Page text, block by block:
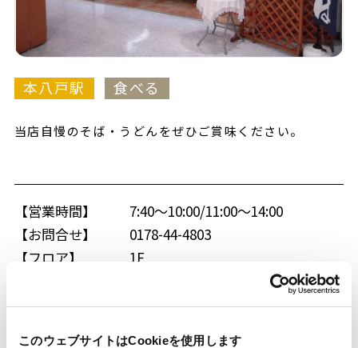
このウェブサイトはCookieを使用します
本八戸駅 食べる
当店自慢のそば・うどんをぜひご賞味ください。
【営業時間】
7:40～10:00/11:00～14:00
【お問合せ】
0178-44-4803
【フロア】
1F